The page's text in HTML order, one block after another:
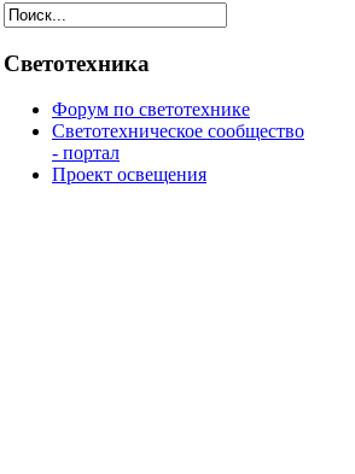
Светотехника
Форум по светотехнике
Светотехническое сообщество
- портал
Проект освещения